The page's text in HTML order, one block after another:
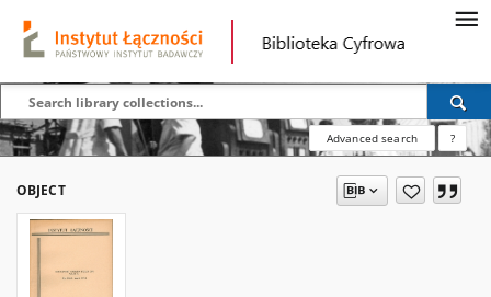
Advanced search ?
OBJECT